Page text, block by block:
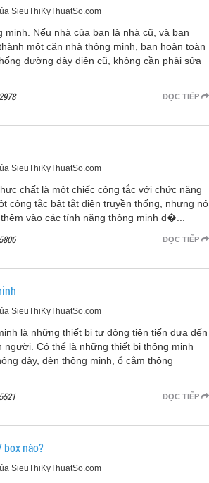
SieuThiKyThuatSo.com
minh. Nếu nhà của bạn là nhà cũ, và bạn
một căn nhà thông minh, bạn hoàn toàn
đường dây điện cũ, không cần phải sửa
ĐỌC TIẾP
SieuThiKyThuatSo.com
chất là một chiếc công tắc với chức năng
công tắc bật tắt điện truyền thống, nhưng nó
vào các tính năng thông minh đ�...
ĐỌC TIẾP
5806
SieuThiKyThuatSo.com
là những thiết bị tự động tiên tiến đưa đến
người. Có thể là những thiết bị thông minh
dây, đèn thông minh, ổ cắm thông
ĐỌC TIẾP
5521
box nào?
SieuThiKyThuatSo.com